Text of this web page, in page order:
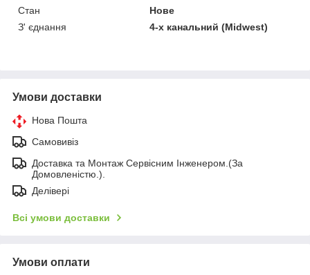
Стан
Нове
З' єднання
4-х канальний (Midwest)
Умови доставки
Нова Пошта
Самовивіз
Доставка та Монтаж Сервісним Інженером.(За
Домовленістю.).
Делівері
Всі умови доставки
Умови оплати